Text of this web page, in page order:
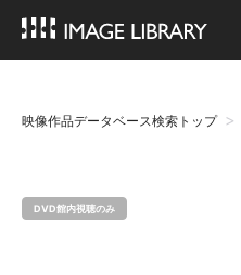
映像作品データベース検索トップ
DVD館内視聴のみ